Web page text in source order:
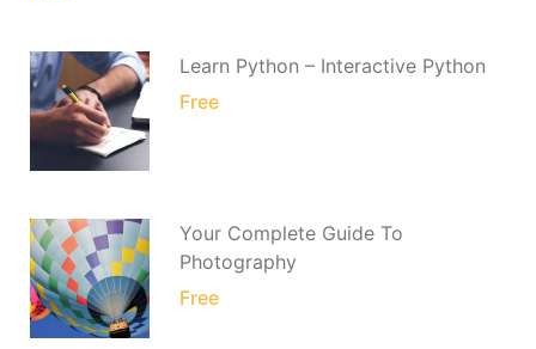
Learn Python – Interactive Python
Free
Your Complete Guide To
Photography
Free